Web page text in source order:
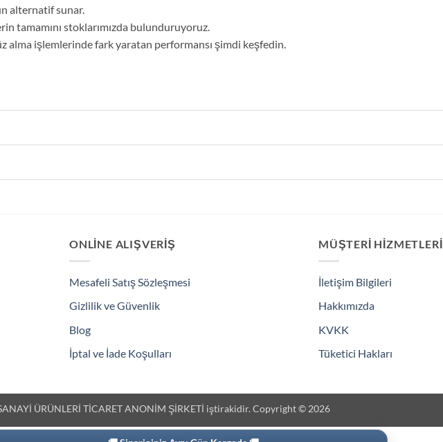
alternatif sunar.
tamamını stoklarımızda bulunduruyoruz.
alma işlemlerinde fark yaratan performansı şimdi keşfedin.
ONLINE ALIŞVERIŞ
Mesafeli Satış Sözleşmesi
Gizlilik ve Güvenlik
Blog
İptal ve İade Koşulları
MÜŞTERI HIZMETLERI
İletişim Bilgileri
Hakkımızda
KVKK
Tüketici Hakları
ÜRÜNLERİ TİCARET ANONİM ŞİRKETİ iştirakidir. Copyright © 2026